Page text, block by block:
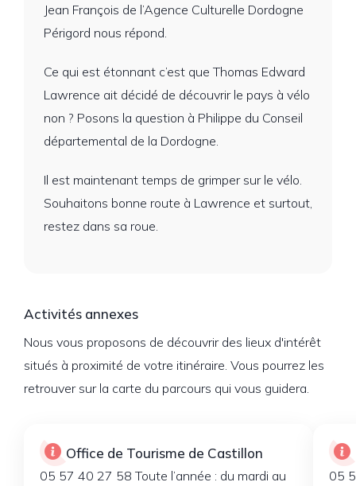
Jean François de l’Agence Culturelle Dordogne
Périgord nous répond.
Ce qui est étonnant c’est que Thomas Edward
Lawrence ait décidé de découvrir le pays à vélo
non ? Posons la question à Philippe du Conseil
départemental de la Dordogne.
Il est maintenant temps de grimper sur le vélo.
Souhaitons bonne route à Lawrence et surtout,
restez dans sa roue.
Activités annexes
Nous vous proposons de découvrir des lieux d'intérêt
situés à proximité de votre itinéraire. Vous pourrez les
retrouver sur la carte du parcours qui vous guidera.
Office de Tourisme de Castillon
05 57 40 27 58 Toute l’année : du mardi au
05